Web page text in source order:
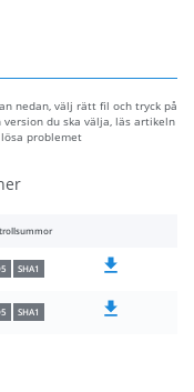
nedan, välj rätt fil och tryck på
du ska välja, läs artikeln
problemet
SHA1
SHA1